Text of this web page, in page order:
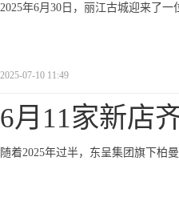
2025年6月30日，丽江古城迎来了
2025-07-10 11:49
6月11家新店
随着2025年过半，东呈集团旗下柏